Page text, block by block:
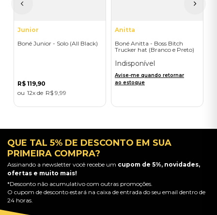
Junior
Boné Junior - Solo (All Black)
R$ 119,90
12
R$ 9 99
Anitta
Boné Anitta - Boss Bitch
Trucker hat (Branco e Preto)
Indisponível
Avise-me quando retornar
ao estoque
QUE TAL 5% DE DESCONTO EM SUA
PRIMEIRA COMPRA?
Assinando a newsletter você recebe um cupom de 5%, novidades,
ofertas e muito mais!
*Desconto não acumulativo com outras promoções.
O cupom de desconto estará na caixa de entrada do seu email dentro de
24 horas.